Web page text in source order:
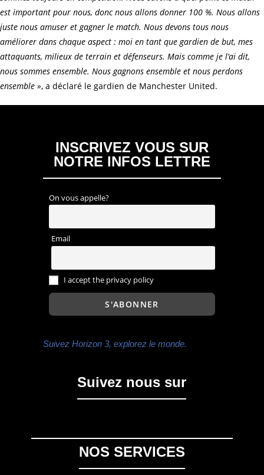
est important pour nous, donc nous allons donner 100 %. Nous allons
juste nous amuser et gagner le match. Nous devons tous nous
améliorer dans chaque aspect : moi en tant que gardien de but, mes
attaquants, milieux de terrain et défenseurs. Mais comme je l’ai dit,
nous sommes ensemble. Nous gagnons ensemble et nous perdons
ensemble », a déclaré le gardien de Manchester United.
INSCRIVEZ VOUS SUR
NOTRE INFOS LETTRE
On vous appelle?
Email
I accept the privacy policy
Suivez Horizon 3, explorez le monde.
Suivez nous sur
NOS SERVICES